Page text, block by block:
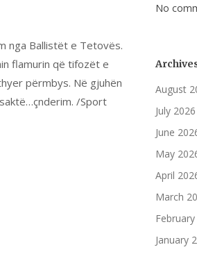
nga Ballistët e Tetovës.
flamurin që tifozët e
përmbys. Në gjuhën
/Sport
No
August
July 2026
June
May
April
March
January